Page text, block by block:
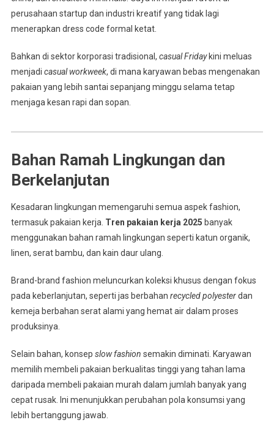
perusahaan startup dan industri kreatif yang tidak lagi
menerapkan dress code formal ketat.
Bahkan di sektor korporasi tradisional, casual Fridaykini meluas
menjadi casual workweek, di mana karyawan bebas mengenakan
pakaian yang lebih santai sepanjang minggu selama tetap
menjaga kesan rapi dan sopan.
Bahan Ramah Lingkungan dan
Berkelanjutan
Kesadaran lingkungan memengaruhi semua aspek fashion,
termasuk pakaian kerja. Tren pakaian kerja 2025 banyak
menggunakan bahan ramah lingkungan seperti katun organik,
linen, serat bambu, dan kain daur ulang.
Brand-brand fashion meluncurkan koleksi khusus dengan fokus
pada keberlanjutan, seperti jas berbahan recycled polyesterdan
kemeja berbahan serat alami yang hemat air dalam proses
produksinya.
Selain bahan, konsep slow fashion semakin diminati. Karyawan
memilih membeli pakaian berkualitas tinggi yang tahan lama
daripada membeli pakaian murah dalam jumlah banyak yang
cepat rusak. Ini menunjukkan perubahan pola konsumsi yang
lebih bertanggung jawab.